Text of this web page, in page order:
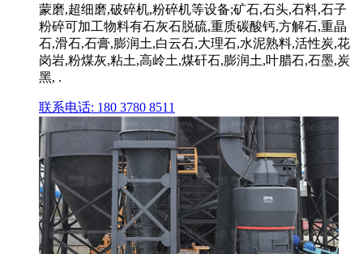
蒙磨,超细磨,破碎机,粉碎机等设备;矿石,石头,石料,石子
粉碎可加工物料有石灰石脱硫,重质碳酸钙,方解石,重晶
石,滑石,石膏,膨润土,白云石,大理石,水泥熟料,活性炭,花
岗岩,粉煤灰,粘土,高岭土,煤矸石,膨润土,叶腊石,石墨,炭
黑, .
联系电话: 180 3780 8511